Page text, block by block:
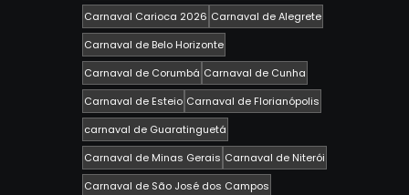
Carnaval Carioca 2026 Carnaval de Alegrete
Carnaval de Belo Horizonte
Carnaval de Corumbá Carnaval de Cunha
Carnaval de Esteio Carnaval de Florianópolis
carnaval de Guaratinguetá
Carnaval de Minas Gerais Carnaval de Niterói
Carnaval de São José dos Campos